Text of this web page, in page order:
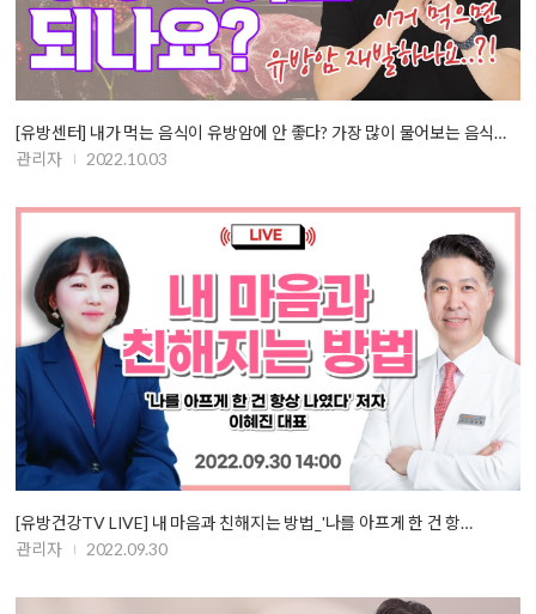
[유방센터] 내가 먹는 음식이 유방암에 안 좋다? 가장 많이 물어보는 음식…
관리자
2022.10.03
[유방건강TV LIVE] 내 마음과 친해지는 방법_'나를 아프게 한 건 항…
관리자
2022.09.30